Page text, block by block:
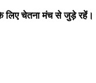
लिएचेतनामंचसेजुड़ेरहें।